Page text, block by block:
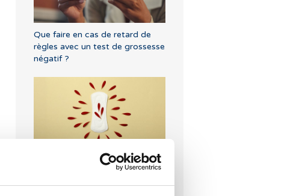
Que faire en cas de retard de
règles avec un test de grossesse
négatif ?
Pertes brunes : causes, lien avec
les règles et la grossesse